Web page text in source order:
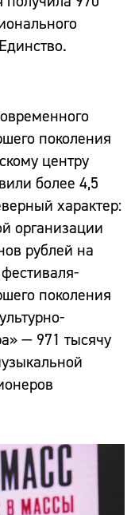
поколения
центру
более 4,5
характер:
организации
рублей на
поколения
— 971 тысячу